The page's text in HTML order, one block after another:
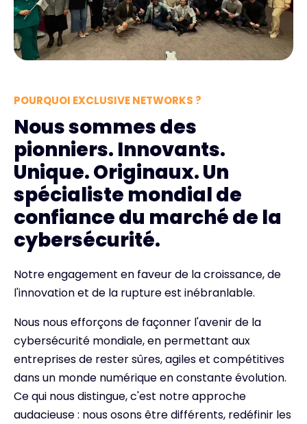
POURQUOI EXCLUSIVE NETWORKS ?
Nous sommes des
pionniers. Innovants.
Unique. Originaux. Un
spécialiste mondial de
confiance du marché de la
cybersécurité.
Notre engagement en faveur de la croissance, de
l'innovation et de la rupture est inébranlable.
Nous nous efforçons de façonner l'avenir de la
cybersécurité mondiale, en permettant aux
entreprises de rester sûres, agiles et compétitives
dans un monde numérique en constante évolution.
Ce qui nous distingue, c'est notre approche
audacieuse : nous osons être différents, redéfinir les